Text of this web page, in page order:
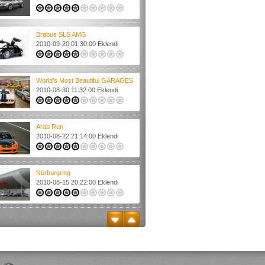
Brabus SLS AMG
2010-09-20 01:30:00 Eklendi
World's Most Beautiful GARAGES
2010-08-30 11:32:00 Eklendi
Arab Run
2010-08-22 21:14:00 Eklendi
Nürburgring
2010-08-15 20:22:00 Eklendi